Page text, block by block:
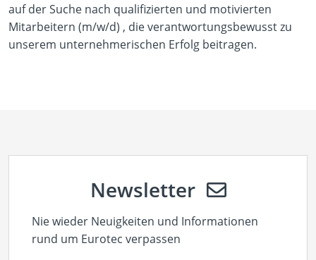
auf der Suche nach qualifizierten und motivierten
Mitarbeitern (m/w/d) , die verantwortungsbewusst zu
unserem unternehmerischen Erfolg beitragen.
Newsletter
Nie wieder Neuigkeiten und Informationen
rund um Eurotec verpassen